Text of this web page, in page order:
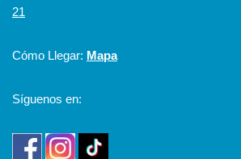
21
Cómo Llegar: Mapa
Síguenos en: